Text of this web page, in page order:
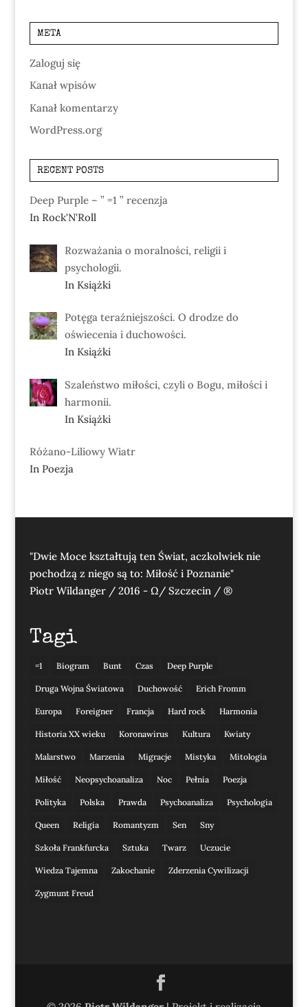
META
Zaloguj się
Kanał wpisów
Kanał komentarzy
WordPress.org
RECENT POSTS
Deep Purple – ” =1 ” recenzja
In Rock'N'Roll
Rozważania o moralności, religii i
psychologii.
In Książki
Potęga teraźniejszości. O drodze do
oświecenia i duchowości.
In Książki
Szaleństwo miłości, czyli o Bogu, miłości i
harmonii.
In Książki
Różano-Liliowy Wiatr
In Poezja
"Dwie Moce kształtują ten Świat, aczkolwiek nie
pochodzą z niego są to: Miłość i Poznanie"
Piotr Wildanger / 2016 - Ω/ Szczecin / ®
Tagi
=1 Biogram Bunt Czas Deep Purple
Druga Wojna Światowa Duchowość Erich Fromm
Europa Foreigner Francja Hard rock Harmonia
Historia XX wieku Koronawirus Kultura Kwiaty
Malarstwo Marzenia Migracje Mistyka Mitologia
Miłość Neopsychoanaliza Noc Pełnia Poezja
Polityka Polska Prawda Psychoanaliza Psychologia
Queen Religia Romantyzm Sen Sny
Szkoła Frankfurcka Sztuka Twarz Uczucie
Wiedza Tajemna Zakochanie Zderzenia Cywilizacji
Zygmunt Freud